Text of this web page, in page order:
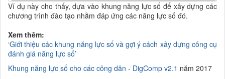
Ví dụ này cho thấy,dựa vào khung năng lực số để xây dựngcác
chương trình đào tạo nhằm đáp ứng các năng lực số đó.
Xem thêm:
‘Giới thiệu các khung năng lực số và gợi ý cách xây dựng công cụ
đánh giá năng lực số’
Khung năng lực số cho các công dân - DigComp v2.1 năm 2017